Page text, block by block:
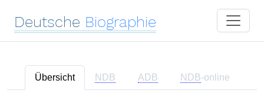
Deutsche Biographie
Übersicht NDB ADB NDB-online